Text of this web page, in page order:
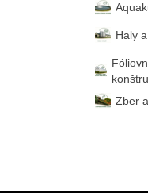
Haly
Zber